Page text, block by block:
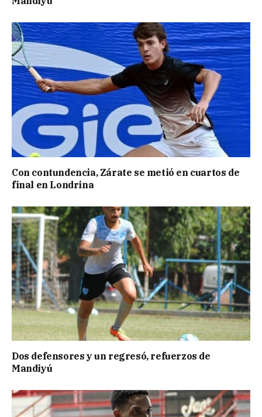
Con contundencia, Zárate se metió en cuartos de
final en Londrina
Dos defensores y un regresó, refuerzos de
Mandiyú